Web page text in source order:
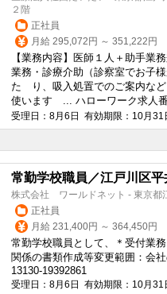
２階
正社員
月給 295,072円 ～ 351,222円
【業務内容】医師１人＋助手業
業務・診療介助（診察室でお子
た り、吸入処置でのご案内な
使います ... ハローワーク求人番
受理日：8月6日 有効期限：10月31
常勤学校職員／江戸川区平
株式会社 ワールドネット - 東京都
正社員
月給 231,400円 ～ 364,450円
常勤学校職員として、＊ 受付業
関係の書類作成等変更範囲：会
13130-19392861
受理日：8月6日 有効期限：10月31